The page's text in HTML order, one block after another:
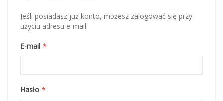
Jeśli posiadasz już konto, możesz zalogować się przy
użyciu adresu e-mail.
E-mail
Hasło